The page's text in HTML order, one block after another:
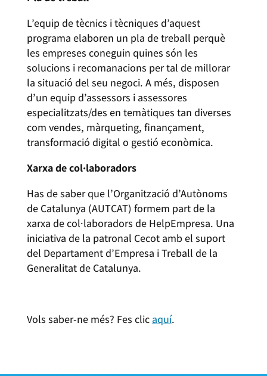
L’equip de tècnics i tècniques d’aquest
programa elaboren un pla de treball perquè
les empreses coneguin quines són les
solucions i recomanacions per tal de millorar
la situació del seu negoci. A més, disposen
d’un equip d’assessors i assessores
especialitzats/des en temàtiques tan diverses
com vendes, màrqueting, finançament,
transformació digital o gestió econòmica.
Xarxa de col·laboradors
Has de saber que l’Organització d’Autònoms
de Catalunya (AUTCAT) formem part de la
xarxa de col·laboradors de HelpEmpresa. Una
iniciativa de la patronal Cecot amb el suport
del Departament d’Empresa i Treball de la
Generalitat de Catalunya.
Vols saber-ne més? Fes clic aquí.